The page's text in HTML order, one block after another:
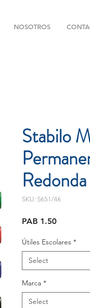
NOSOTROS
Stabilo
Redonda
SKU: S651/46
PAB 1.50Price
Útiles Escolares *
Select
Marca *
Select